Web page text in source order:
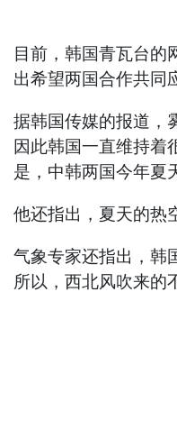
目前，韩国青瓦台的
出希望两国合作共同
据韩国传媒的报道，
因此韩国一直维持着
是，中韩两国今年夏
他还指出，夏天的热
气象专家还指出，韩
所以，西北风吹来的